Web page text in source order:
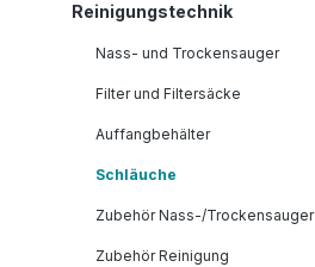
Reinigungstechnik
Nass- und Trockensauger
Filter und Filtersäcke
Auffangbehälter
Schläuche
Zubehör Nass-/Trockensauger
Zubehör Reinigung